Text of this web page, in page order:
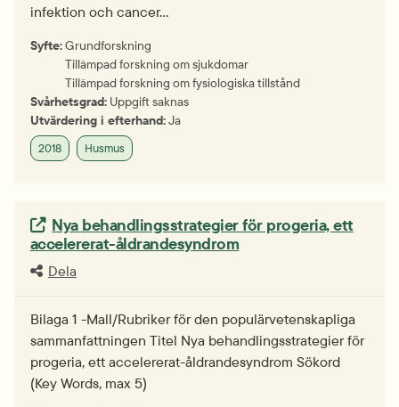
infektion och cancer…
Syfte:Grundforskning
Tillämpad forskning om sjukdomar
Tillämpad forskning om fysiologiska tillstånd
Svårhetsgrad: Uppgift saknas
Utvärdering i efterhand:Ja
2018 Husmus
Extern länk.
Nya behandlingsstrategier för progeria, ett
accelererat-åldrandesyndrom
Dela
Bilaga 1 -Mall/Rubriker för den populärvetenskapliga
sammanfattningen Titel Nya behandlingsstrategier för
progeria, ett accelererat-åldrandesyndrom Sökord
(Key Words, max 5)